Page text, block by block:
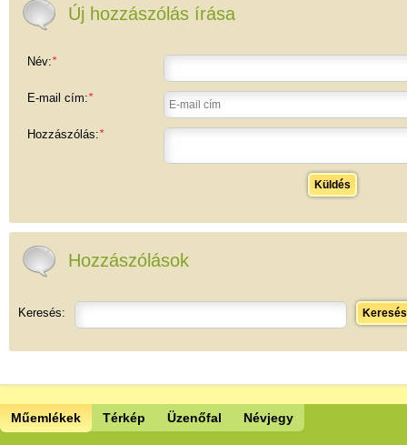
Új hozzászólás írása
Név:*
E-mail cím:*
Hozzászólás:*
Küldés
Hozzászólások
Keresés: Keresés
Műemlékek Térkép Üzenőfal Névjegy